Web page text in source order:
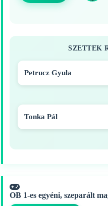
SZETTEK
Petrucz Gyula
Tonka Pál
OB 1-es egyéni, szeparált